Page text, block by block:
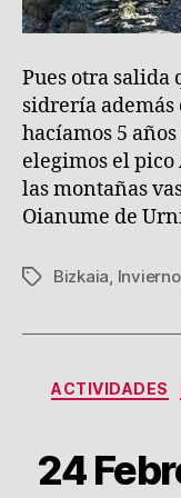
Pues otra salida
sidrería además
hacíamos 5
elegimos el
las montañas
Oianume de
Etiquetas
Bizkaia, Invierno
ACTIVIDADES
24